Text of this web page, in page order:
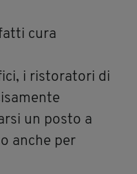
cura
i ristoratori di
un posto a
anche per